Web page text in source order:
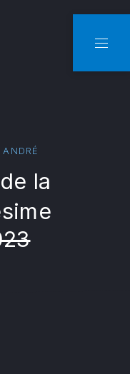
la